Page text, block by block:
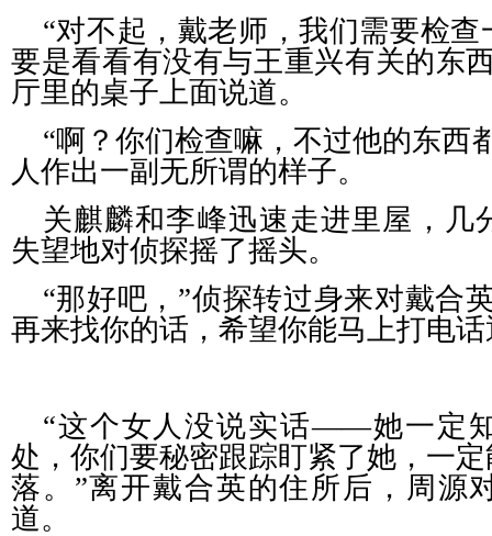
“对不起，戴老师，我们需要检
要是看看有没有与王重兴有关的东
厅里的桌子上面说道。
“啊？你们检查嘛，不过他的东西
人作出一副无所谓的样子。
关麒麟和李峰迅速走进里屋，几
失望地对侦探摇了摇头。
“那好吧，”侦探转过身来对戴合
再来找你的话，希望你能马上打电
“这个女人没说实话——她一定
处，你们要秘密跟踪盯紧了她，一
落。”离开戴合英的住所后，周源
道。